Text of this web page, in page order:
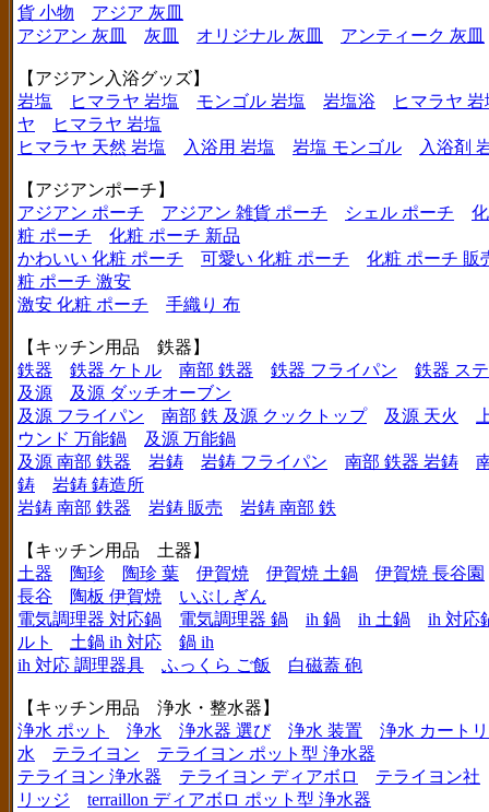
貨 小物
アジア 灰皿
アジアン 灰皿
灰皿 オリジナル 灰皿 アンティーク 灰皿
【アジアン入浴グッズ】
岩塩
ヒマラヤ 岩塩 モンゴル 岩塩 岩塩浴
ヒマラヤ
ヤ
ヒマラヤ 岩塩
ヒマラヤ 天然 岩塩
入浴用 岩塩 岩塩 モンゴル 入浴剤
【アジアンポーチ】
アジアン ポーチ
アジアン 雑貨 ポーチ シェル ポーチ
粧 ポーチ
化粧 ポーチ 新品
かわいい 化粧 ポーチ
可愛い 化粧 ポーチ
化粧 ポーチ 販
粧 ポーチ 激安
激安 化粧 ポーチ
手織り 布
【キッチン用品 鉄器】
鉄器
鉄器 ケトル 南部 鉄器 鉄器 フライパン
鉄器 ス
及源
及源 ダッチオーブン
及源 フライパン
南部 鉄 及源 クックトップ 及源 天火
ウンド 万能鍋
及源 万能鍋
及源 南部 鉄器
岩鋳 岩鋳 フライパン 南部 鉄器 岩鋳
鋳
岩鋳 鋳造所
岩鋳 南部 鉄器
岩鋳 販売 岩鋳 南部 鉄
【キッチン用品 土器】
土器
陶珍 陶珍 葉 伊賀焼 伊賀焼 土鍋
伊賀焼 長谷園
長谷
陶板 伊賀焼
いぶしぎん
電気調理器 対応鍋
電気調理器 鍋 ih 鍋 ih 土鍋
ih 対応
ルト
土鍋 ih 対応
鍋 ih
ih 対応 調理器具
ふっくら ご飯 白磁蓋 砲
【キッチン用品 浄水・整水器】
浄水 ポット
浄水 浄水器 選び 浄水 装置
浄水 カート
水
テライヨン
テライヨン ポット型 浄水器
テライヨン 浄水器
テライヨン ディアボロ
テライヨン社
リッジ
terraillon ディアボロ ポット型 浄水器